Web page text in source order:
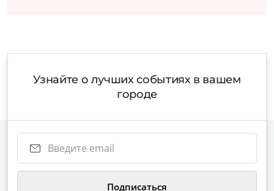
Узнайте о лучших событиях в вашем
городе